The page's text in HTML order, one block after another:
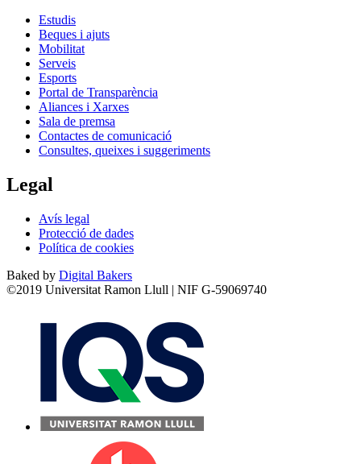
Estudis
Beques i ajuts
Mobilitat
Serveis
Esports
Portal de Transparència
Aliances i Xarxes
Sala de premsa
Contactes de comunicació
Consultes, queixes i suggeriments
Legal
Avís legal
Protecció de dades
Política de cookies
Baked by Digital Bakers
©2019 Universitat Ramon Llull | NIF G-59069740